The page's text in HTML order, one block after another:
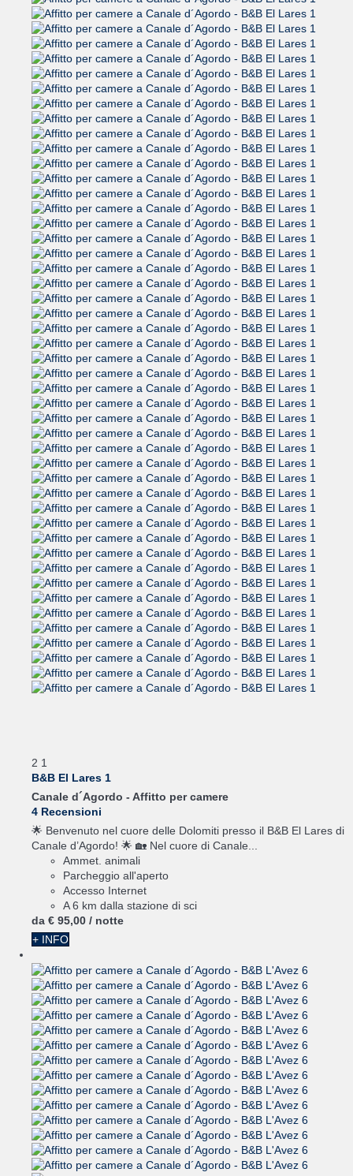
2 1
B&B El Lares 1
Canale d´Agordo - Affitto per camere
4 Recensioni
🌟 Benvenuto nel cuore delle Dolomiti presso il B&B El Lares di
Canale d’Agordo! 🌟 🏡 Nel cuore di Canale...
Ammet. animali
Parcheggio all'aperto
Accesso Internet
A 6 km dalla stazione di sci
da € 95,00 / notte
+ INFO